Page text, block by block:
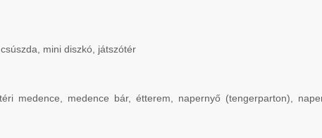
mini diszkó, játszótér
medence, medence bár, étterem, napernyő (tengerparton),